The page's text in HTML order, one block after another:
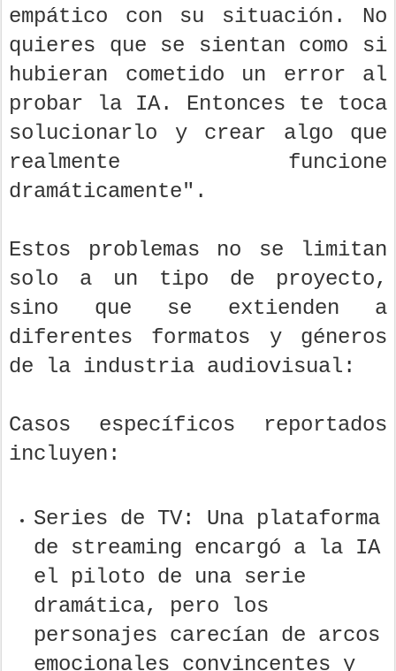
empático con su situación. No
quieres que se sientan como si
hubieran cometido un error al
probar la IA. Entonces te toca
solucionarlo y crear algo que
realmente funcione
dramáticamente".
Estos problemas no se limitan
solo a un tipo de proyecto,
sino que se extienden a
diferentes formatos y géneros
de la industria audiovisual:
Casos específicos reportados
incluyen:
Series de TV: Una plataforma
de streaming encargó a la IA
el piloto de una serie
dramática, pero los
personajes carecían de arcos
emocionales convincentes y